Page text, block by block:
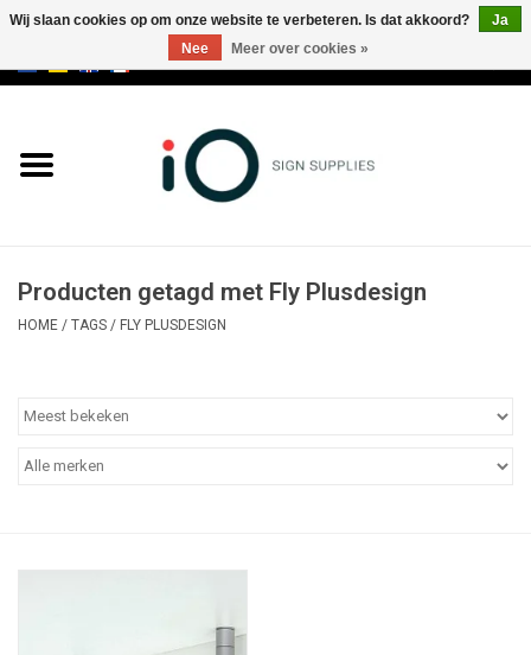
Merken
Producten getagd met Fly Plusdesign
HOME / TAGS / FLY PLUSDESIGN
Wij slaan cookies op om onze website te verbeteren. Is dat akkoord?
Ja
Nee
Meer over cookies »